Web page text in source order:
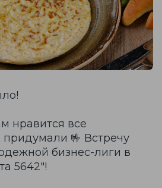
нравится все
придумали 🤟 Встречу
бизнес-лиги в
5642"!